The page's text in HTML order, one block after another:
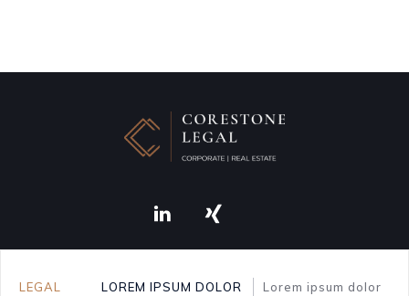
IMPRESSUM
LEGAL
LOREM IPSUM DOLOR
Lorem ipsum dolor